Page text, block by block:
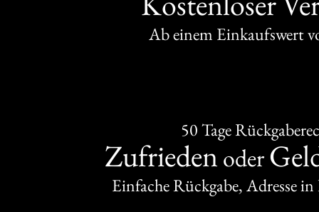
Ab einem Einkaufswert
50 Tage
Zufrieden oder
Einfache Rückgabe, Adresse